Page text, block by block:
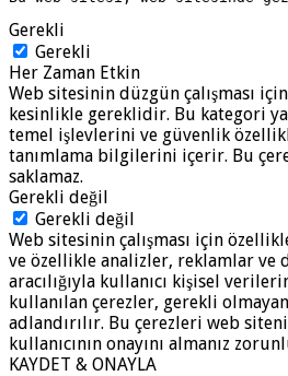
Gerekli
Gerekli
Her Zaman Etkin
Web sitesinin düzgün çalışması
kesinlikle gereklidir. Bu kategori
temel işlevlerini ve güvenlik
tanımlama bilgilerini içerir. Bu
saklamaz.
Gerekli değil
Gerekli değil
Web sitesinin çalışması için
ve özellikle analizler, reklamlar ve
aracılığıyla kullanıcı kişisel
kullanılan çerezler, gerekli
adlandırılır. Bu çerezleri web
kullanıcının onayını almanız
KAYDET & ONAYLA